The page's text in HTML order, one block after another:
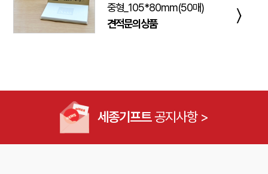
중형_105*80mm(50매)
견적문의상품
〉
세종기프트공지사항 >